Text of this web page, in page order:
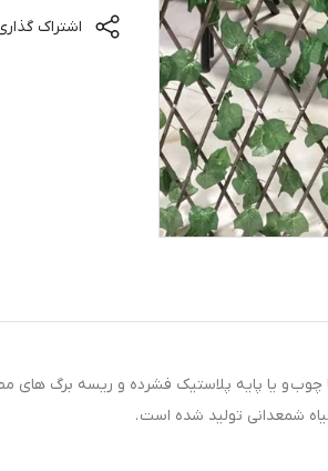
اشتراک
چوب و یا پایه پلاستیک فشرده و ریسه برگ های
شمعدانی تولید شده است .